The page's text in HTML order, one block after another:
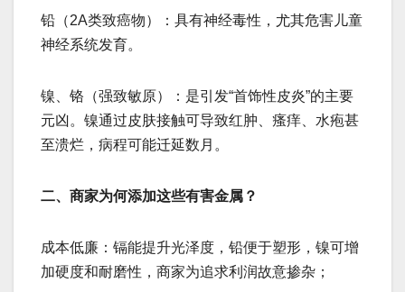
铅（2A类致癌物）：具有神经毒性，尤其危害儿童
神经系统发育。
镍、铬（强致敏原）：是引发“首饰性皮炎”的主要
元凶。镍通过皮肤接触可导致红肿、瘙痒、水疱甚
至溃烂，病程可能迁延数月。
二、商家为何添加这些有害金属？
成本低廉：镉能提升光泽度，铅便于塑形，镍可增
加硬度和耐磨性，商家为追求利润故意掺杂；